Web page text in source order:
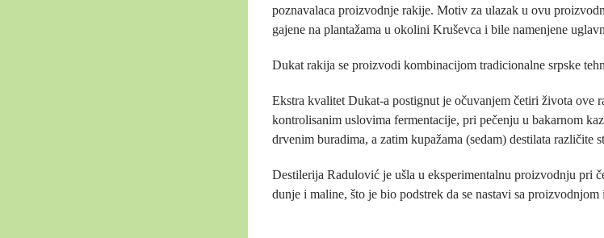
poznavalaca proizvodnje rakije. Motiv za ulazak u ovu
gajene na plantažama u okolini Kruševca i bile namenjene
Dukat rakija se proizvodi kombinacijom tradicionalne srpske
Ekstra kvalitet Dukat-a postignut je očuvanjem četiri života ove
kontrolisanim uslovima fermentacije, pri pečenju u bakarnom
drvenim buradima, a zatim kupažama (sedam) destilata različite
Destilerija Radulović je ušla u eksperimentalnu proizvodnju pri
dunje i maline, što je bio podstrek da se nastavi sa